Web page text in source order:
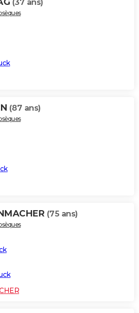
(37 ans)
(87 ans)
(75 ans)